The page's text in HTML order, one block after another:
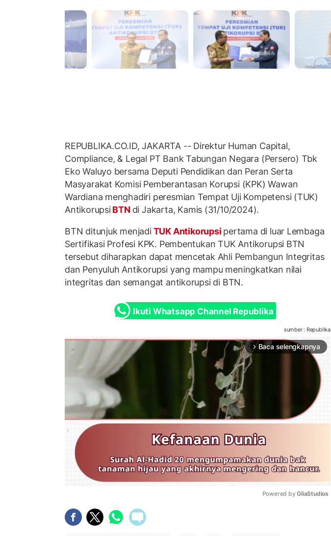
REPUBLIKA.CO.ID, JAKARTA -- Direktur Human Capital,
Compliance, & Legal PT Bank Tabungan Negara (Persero) Tbk
Eko Waluyo bersama Deputi Pendidikan dan Peran Serta
Masyarakat Komisi Pemberantasan Korupsi (KPK) Wawan
Wardiana menghadiri peresmian Tempat Uji Kompetensi (TUK)
AntikorupsiBTN di Jakarta, Kamis (31/10/2024).
BTN ditunjuk menjadiTUK Antikorupsi pertama di luar Lembaga
Sertifikasi Profesi KPK. Pembentukan TUK Antikorupsi BTN
tersebut diharapkan dapat mencetak Ahli Pembangun Integritas
dan Penyuluh Antikorupsi yang mampu meningkatkan nilai
integritas dan semangat antikorupsi di BTN.
Ikuti Whatsapp Channel Republika
sumber : Republika
arrow_forward_ios Baca selengkapnya
Powered by GliaStudios